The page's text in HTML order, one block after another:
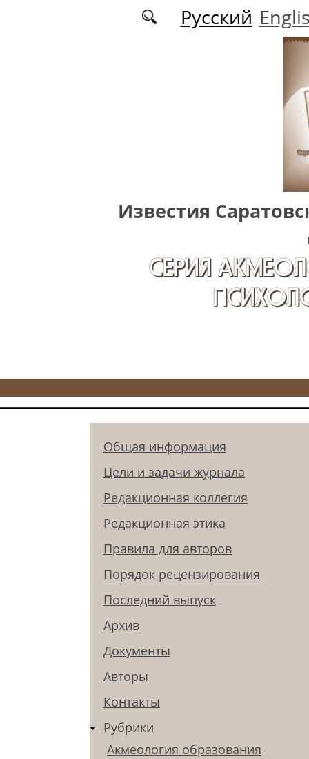
Перейти к основному содержаниюРусский
Известия
СЕРИЯ
Общая информация
Цели и задачи журнала
Редакционная коллегия
Редакционная этика
Правила для авторов
Порядок рецензирования
Последний выпуск
Архив
Документы
Авторы
Контакты
Рубрики
Акмеология образования